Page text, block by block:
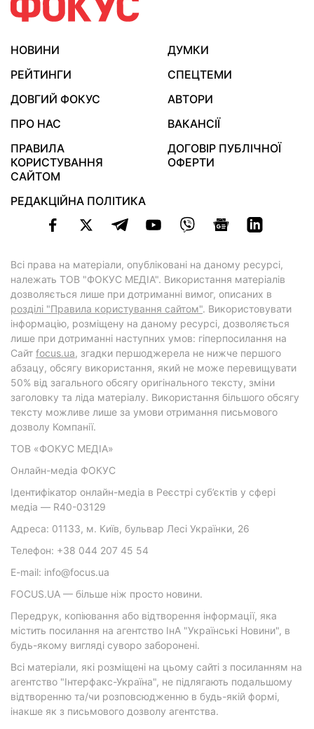
НОВИНИ
ДУМКИ
РЕЙТИНГИ
СПЕЦТЕМИ
ДОВГИЙ ФОКУС
АВТОРИ
ПРО НАС
ВАКАНСІЇ
ПРАВИЛА
КОРИСТУВАННЯ
САЙТОМ
ДОГОВІР ПУБЛІЧНОЇ
ОФЕРТИ
РЕДАКЦІЙНА ПОЛІТИКА
Всі права на матеріали, опубліковані на даному ресурсі,
належать ТОВ "ФОКУС МЕДІА". Використання матеріалів
дозволяється лише при дотриманні вимог, описаних в
розділі "Правила користування сайтом". Використовувати
інформацію, розміщену на даному ресурсі, дозволяється
лише при дотриманні наступних умов: гіперпосилання на
Cайт focus.ua, згадки першоджерела не нижче першого
абзацу, обсягу використання, який не може перевищувати
50% від загального обсягу оригінального тексту, зміни
заголовку та ліда матеріалу. Використання більшого обсягу
тексту можливе лише за умови отримання письмового
дозволу Компанії.
ТОВ «ФОКУС МЕДІА»
Онлайн-медіа ФОКУС
Ідентифікатор онлайн-медіа в Реєстрі суб’єктів у сфері
медіа — R40-03129
Адреса: 01133, м. Київ, бульвар Лесі Українки, 26
Телефон: +38 044 207 45 54
E-mail: info@focus.ua
FOCUS.UA — більше ніж просто новини.
Передрук, копіювання або відтворення інформації, яка
містить посилання на агентство ІнА "Українські Новини", в
будь-якому вигляді суворо заборонені.
Всі матеріали, які розміщені на цьому сайті з посиланням на
агентство "Інтерфакс-Україна", не підлягають подальшому
відтворенню та/чи розповсюдженню в будь-якій формі,
інакше як з письмового дозволу агентства.